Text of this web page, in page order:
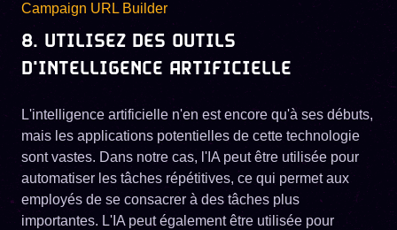
Campaign URL Builder
8. UTILISEZ DES OUTILS
D'INTELLIGENCE ARTIFICIELLE
L'intelligence artificielle n'en est encore qu'à ses débuts,
mais les applications potentielles de cette technologie
sont vastes. Dans notre cas, l'IA peut être utilisée pour
automatiser les tâches répétitives, ce qui permet aux
employés de se consacrer à des tâches plus
importantes. L'IA peut également être utilisée pour